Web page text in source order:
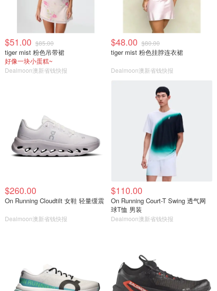
$51.00 $85.00
tiger mist 粉色吊带裙
好像一块小蛋糕~
Dealmoon澳新省钱快报
$48.00 $80.00
tiger mist 粉色挂脖连衣裙
Dealmoon澳新省钱快报
$260.00
On Running Cloudtilt 女鞋 轻量缓震
Dealmoon澳新省钱快报
$110.00
On Running Court-T Swing 透气网
球T恤 男装
Dealmoon澳新省钱快报